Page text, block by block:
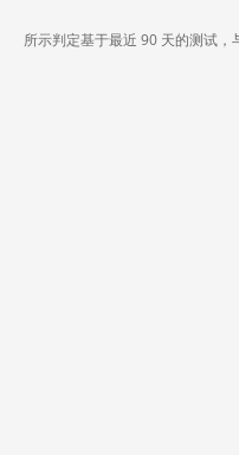
所示判定基于最近 90 天的测试，